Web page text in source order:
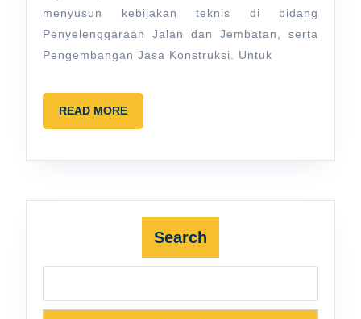
menyusun kebijakan teknis di bidang
Penyelenggaraan Jalan dan Jembatan, serta
Pengembangan Jasa Konstruksi. Untuk
READ MOREREAD
MORE
Search